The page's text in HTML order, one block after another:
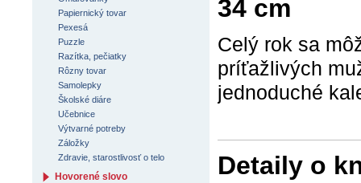
34 cm
Celý rok sa
príťažlivých
jednoduché
Detaily o
Papiernický tovar
Pexesá
Puzzle
Razítka, pečiatky
Rôzny tovar
Samolepky
Školské diáre
Učebnice
Výtvarné potreby
Záložky
Zdravie, starostlivosť o telo
Hovorené slovo